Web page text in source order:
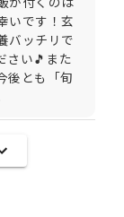
いです！玄
バッチリで
さい🎵また
後とも「旬